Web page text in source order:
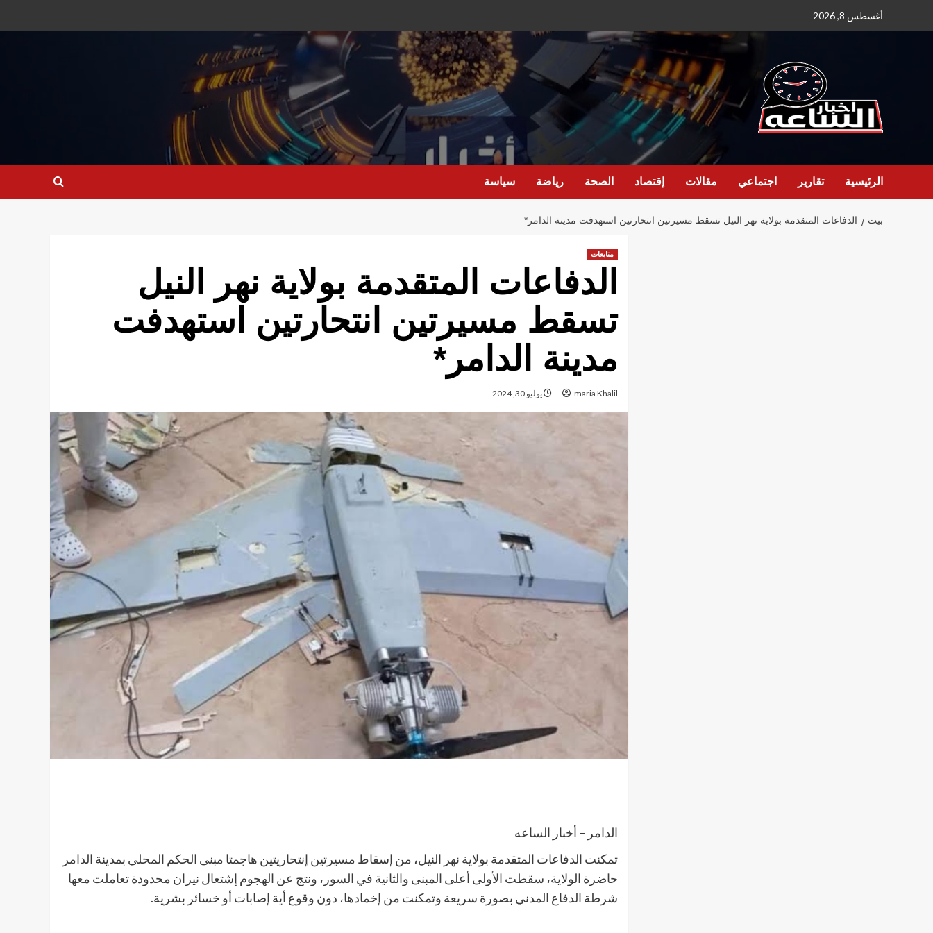
أغسطس 8, 2026
الرئيسية تقارير اجتماعي مقالات إقتصاد الصحة رياضة سياسة
بيت الدفاعات المتقدمة بولاية نهر النيل تسقط مسيرتين انتحارتين استهدفت مدينة الدامر*
متابعات
الدفاعات المتقدمة بولاية نهر النيل
تسقط مسيرتين انتحارتين استهدفت
مدينة الدامر*
maria Khalil يوليو 30, 2024
الدامر – أخبار الساعه
تمكنت الدفاعات المتقدمة بولاية نهر النيل، من إسقاط مسيرتين إنتحاريتين هاجمتا مبنى الحكم المحلي بمدينة الدامر
حاضرة الولاية، سقطت الأولى أعلى المبنى والثانية في السور، ونتج عن الهجوم إشتعال نيران محدودة تعاملت معها
شرطة الدفاع المدني بصورة سريعة وتمكنت من إخمادها، دون وقوع أية إصابات أو خسائر بشرية.